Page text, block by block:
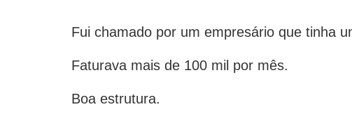
Fui chamado por um empresário que tinha
Faturava mais de 100 mil por mês.
Boa estrutura.